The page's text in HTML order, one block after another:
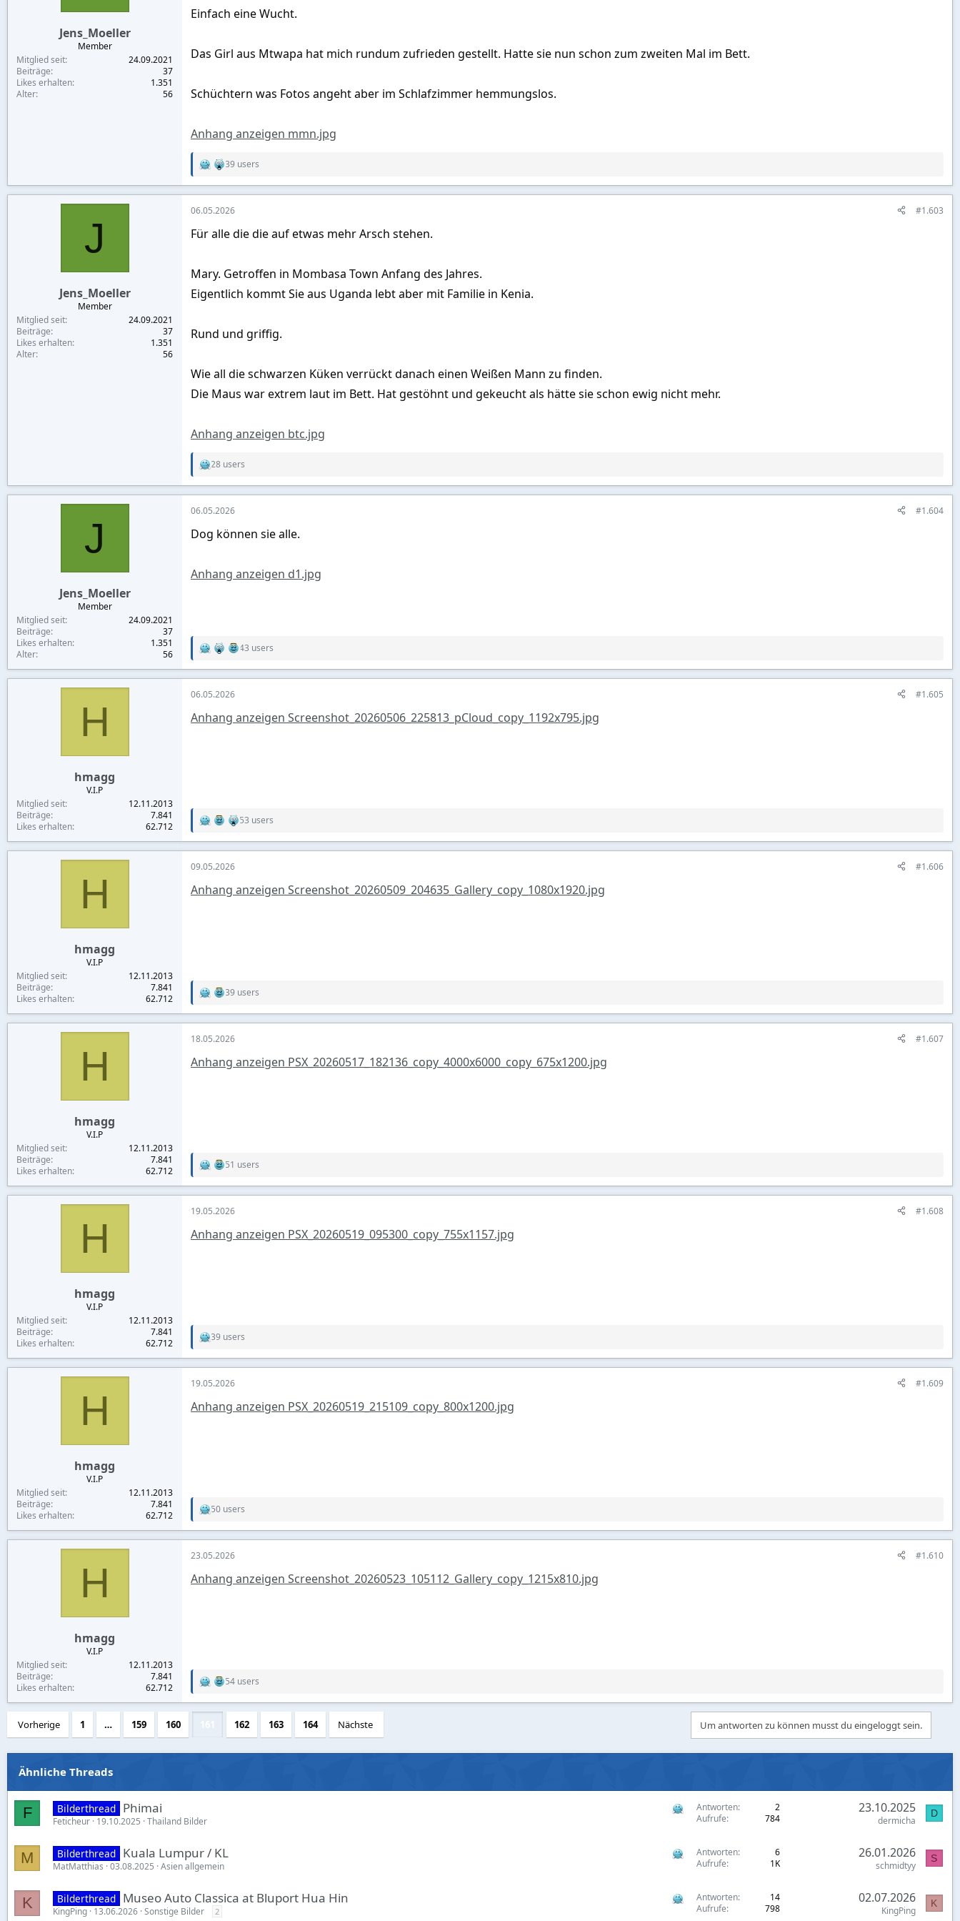
:
Jens_Moeller
Member
Mitglied seit
24.09.2021
Beiträge
37
Likes erhalten
1.351
Alter
56
Einfach eine Wucht.
Das Girl aus Mtwapa hat mich rundum zufrieden gestellt. Hatte sie nun schon zum zweiten Mal im Bett.
Schüchtern was Fotos angeht aber im Schlafzimmer hemmungslos.
Anhang anzeigen mmn.jpg
R
t
o
:
39 users
J
Jens_Moeller
Member
Mitglied seit
24.09.2021
Beiträge
37
Likes erhalten
1.351
Alter
56
06.05.2026 #1.603
Für alle die die auf etwas mehr Arsch stehen.
Mary. Getroffen in Mombasa Town Anfang des Jahres.
Eigentlich kommt Sie aus Uganda lebt aber mit Familie in Kenia.
Rund und griffig.
Wie all die schwarzen Küken verrückt danach einen Weißen Mann zu finden.
Die Maus war extrem laut im Bett. Hat gestöhnt und gekeucht als hätte sie schon ewig nicht mehr.
Anhang anzeigen btc.jpg
R
t
o
:
28 users
J
Jens_Moeller
Member
Mitglied seit
24.09.2021
Beiträge
37
Likes erhalten
1.351
Alter
56
06.05.2026 #1.604
Dog können sie alle.
Anhang anzeigen d1.jpg
R
t
o
43 users
H
hmagg
V.I.P
Mitglied seit
12.11.2013
Beiträge
7.841
Likes erhalten
62.712
06.05.2026 #1.605
Anhang anzeigen Screenshot_20260506_225813_pCloud_copy_1192x795.jpg
R
t
o
53 users
H
hmagg
V.I.P
Mitglied seit
12.11.2013
Beiträge
7.841
Likes erhalten
62.712
09.05.2026 #1.606
Anhang anzeigen Screenshot_20260509_204635_Gallery_copy_1080x1920.jpg
R
t
o
39 users
H
hmagg
V.I.P
Mitglied seit
12.11.2013
Beiträge
7.841
Likes erhalten
62.712
18.05.2026 #1.607
Anhang anzeigen PSX_20260517_182136_copy_4000x6000_copy_675x1200.jpg
R
t
o
51 users
H
hmagg
V.I.P
Mitglied seit
12.11.2013
Beiträge
7.841
Likes erhalten
62.712
19.05.2026 #1.608
Anhang anzeigen PSX_20260519_095300_copy_755x1157.jpg
R
t
o
39 users
H
hmagg
V.I.P
Mitglied seit
12.11.2013
Beiträge
7.841
Likes erhalten
62.712
19.05.2026 #1.609
Anhang anzeigen PSX_20260519_215109_copy_800x1200.jpg
R
t
o
50 users
H
hmagg
V.I.P
Mitglied seit
12.11.2013
Beiträge
7.841
Likes erhalten
62.712
23.05.2026 #1.610
Anhang anzeigen Screenshot_20260523_105112_Gallery_copy_1215x810.jpg
R
o
:
54 users
Vorherige 1 … 159 160 162 163 164 Nächste Um antworten zu können musst du eingeloggt sein.
Ähnliche Threads
F Bilderthread Phimai
Feticheur 19.10.2025 Thailand Bilder
Antworten
2
Aufrufe
784
23.10.2025
dermicha
D
M Bilderthread Kuala Lumpur / KL
MatMatthias 03.08.2025 Asien allgemein
Antworten
6
Aufrufe
1K
26.01.2026
schmidtyy
S
K Bilderthread Museo Auto Classica at Bluport Hua Hin
KingPing 13.06.2026 Sonstige Bilder 2
Antworten
14
Aufrufe
798
02.07.2026
KingPing
K